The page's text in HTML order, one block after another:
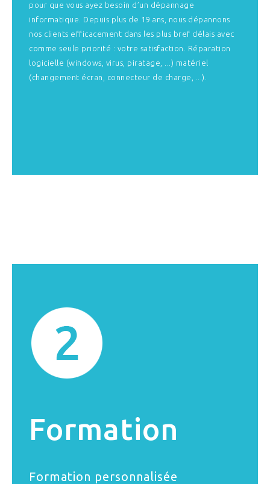
pour que vous ayez besoin d’un dépannage
informatique.
Depuis plus de 19 ans, nous dépannons
nos clients efficacement dans les plus bref délais avec
comme seule priorité : votre satisfaction. Réparation
logicielle (windows, virus, piratage, ...) matériel
(changement écran, connecteur de charge, ...).
Formation
Formation personnalisée